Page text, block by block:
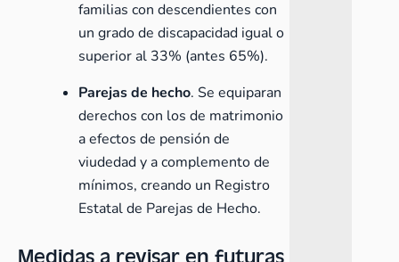
familias con descendientes con
un grado de discapacidad igual o
superior al 33% (antes 65%).
Parejas de hecho. Se equiparan
derechos con los de matrimonio
a efectos de pensión de
viudedad y a complemento de
mínimos, creando un Registro
Estatal de Parejas de Hecho.
Medidas a revisar en futuras